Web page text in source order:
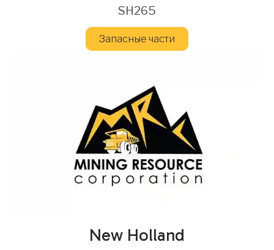
SH265
Запасные части
New Holland